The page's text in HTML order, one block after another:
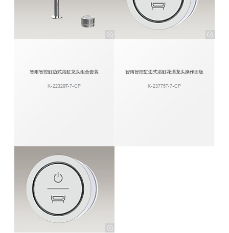
智雨智控缸边式浴缸龙头组合套装
K-22329T-7-CP
智雨智控缸边式浴缸花洒龙头操作面板
K-23775T-7-CP